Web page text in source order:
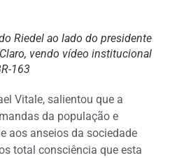
Riedel ao lado do presidente
vendo vídeo institucional
163
Vitale, salientou que a
da população e
aos anseios da sociedade
total consciência que esta